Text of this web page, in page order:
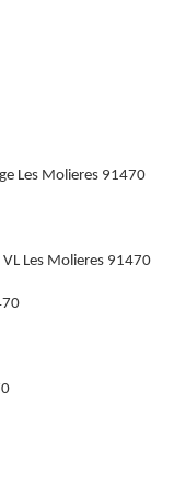
Les Molieres 91470
Les Molieres 91470